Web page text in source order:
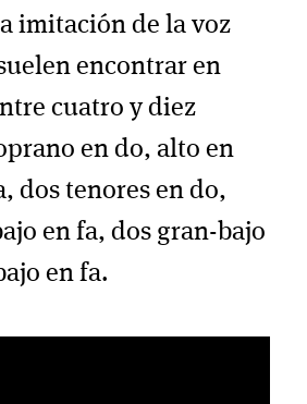
imitación de la voz
encontrar en
cuatro y diez
en do, alto en
dos tenores en do,
en fa, dos gran-bajo
en fa.